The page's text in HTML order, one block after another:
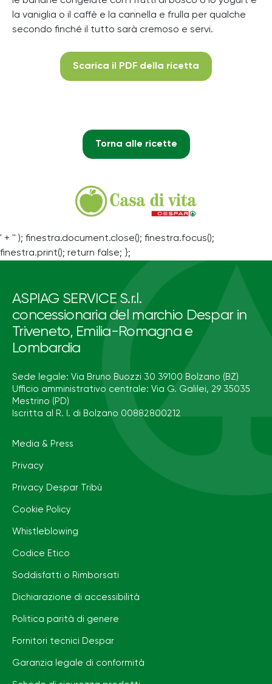
la vaniglia o il caffè e la cannella e frulla per qualche
secondo finché il tutto sarà cremoso e servi.
Scarica il PDF della ricetta
Torna alle ricette
' + '' ); finestra.document.close(); finestra.focus();
finestra.print(); return false; };
ASPIAG SERVICE S.r.l.
concessionaria del marchio Despar in
Triveneto, Emilia-Romagna e
Lombardia
Sede legale: Via Bruno Buozzi 30 39100 Bolzano (BZ)
Ufficio amministrativo centrale: Via G. Galilei, 29 35035
Mestrino (PD)
Iscritta al R. I. di Bolzano 00882800212
Media & Press
Privacy
Privacy Despar Tribù
Cookie Policy
Whistleblowing
Codice Etico
Soddisfatti o Rimborsati
Dichiarazione di accessibilità
Politica parità di genere
Fornitori tecnici Despar
Garanzia legale di conformità